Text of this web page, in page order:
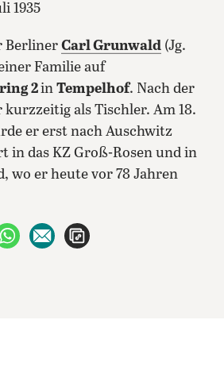
1935
Berliner Carl Grunwald (Jg.
Familie auf
2in Tempelhof. Nach der
als Tischler. Am 18.
er erst nach Auschwitz
in das KZ Groß-Rosen und in
wo er heute vor 78 Jahren
teilen
X teilen
per WhatsApp teilen
per E-Mail teilen